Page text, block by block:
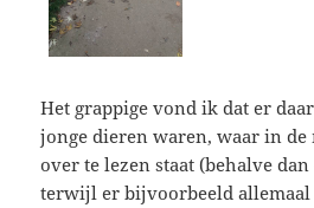
Het grappige vond ik dat er
jonge dieren waren, waar in de
over te lezen staat (behalve
terwijl er bijvoorbeeld allemaal